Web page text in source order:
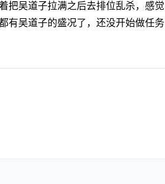
把吴道子拉满之后去排位乱杀，感觉
有吴道子的盛况了，还没开始做任务